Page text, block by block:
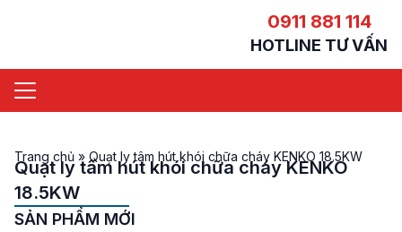
0911 881 114
HOTLINE TƯ VẤN
Trang chủ » Quạt ly tâm hút khói chữa cháy KENKO 18.5KW
Quạt ly tâm hút khói chữa cháy KENKO
18.5KW
SẢN PHẨM MỚI